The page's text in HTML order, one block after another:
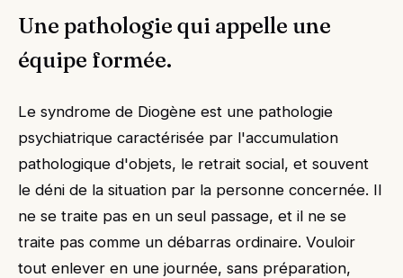
Une pathologie qui appelle une
équipe formée.
Le syndrome de Diogène est une pathologie
psychiatrique caractérisée par l'accumulation
pathologique d'objets, le retrait social, et souvent
le déni de la situation par la personne concernée. Il
ne se traite pas en un seul passage, et il ne se
traite pas comme un débarras ordinaire. Vouloir
tout enlever en une journée, sans préparation,